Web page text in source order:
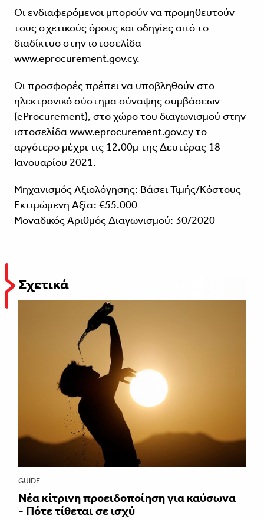
Οι ενδιαφερόμενοι μπορούν να προμηθευτούν
τους σχετικούς όρους και οδηγίες από το
διαδίκτυο στην ιστοσελίδα
www.eprocurement.gov.cy.
Οι προσφορές πρέπει να υποβληθούν στο
ηλεκτρονικό σύστημα σύναψης συμβάσεων
(eProcurement), στο χώρο του διαγωνισμού στην
ιστοσελίδα www.eprocurement.gov.cy το
αργότερο μέχρι τις 12.00μ της Δευτέρας 18
Ιανουαρίου 2021.
Μηχανισμός Αξιολόγησης: Βάσει Τιμής/Κόστους
Εκτιμώμενη Αξία: €55.000
Μοναδικός Αριθμός Διαγωνισμού: 30/2020
Σχετικά
GUIDE
Νέα κίτρινη προειδοποίηση για καύσωνα
- Πότε τίθεται σε ισχύ